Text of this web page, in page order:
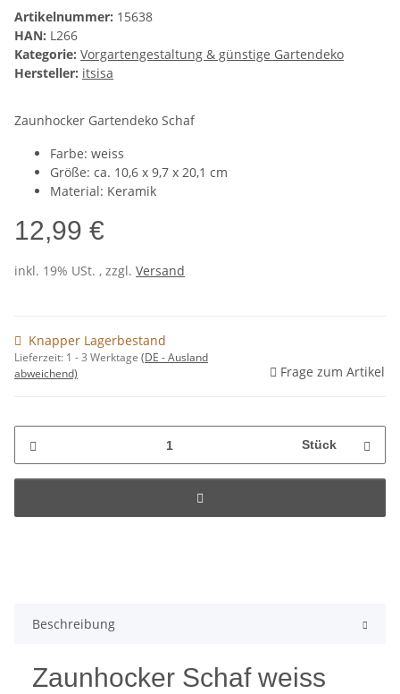
Artikelnummer: 15638
HAN: L266
Kategorie: Vorgartengestaltung & günstige Gartendeko
Hersteller: itsisa
Zaunhocker Gartendeko Schaf
Farbe: weiss
Größe: ca. 10,6 x 9,7 x 20,1 cm
Material: Keramik
12,99 €
inkl. 19% USt. , zzgl. Versand
Knapper Lagerbestand
Lieferzeit: 1 - 3 Werktage (DE - Ausland
abweichend)
Frage zum Artikel
Stück
Beschreibung
Zaunhocker Schaf weiss